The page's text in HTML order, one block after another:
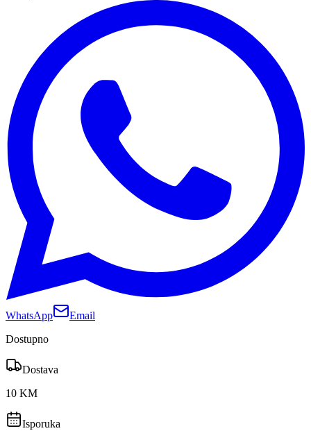
WhatsApp
Email
Dostupno
Dostava
10 KM
Isporuka